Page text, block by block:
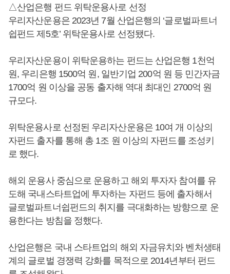
△산업은행 펀드 위탁운용사로 선정
우리자산운용은 2023년 7월 산업은행의 ‘글로벌파트너
쉽펀드 제5호’ 위탁운용사로 선정됐다.
우리자산운용이 위탁운용하는 펀드는 산업은행 1천억
원, 우리은행 1500억 원, 일반기업 200억 원 등 민간자금
1700억 원 이상을 공동 출자해 역대 최대인 2700억 원
규모다.
위탁운용사로 선정된 우리자산운용은 10여 개 이상의
자펀드 출자를 통해 총 1조 원 이상의 자펀드를 조성키
로 했다.
해외 운용사 중심으로 운용하고 해외 투자자 참여를 유
도해 국내스타트업에 투자하는 자펀드 등에 출자해서
글로벌파트너쉽펀드의 취지를 극대화하는 방향으로 운
용한다는 방침을 정했다.
산업은행은 국내 스타트업의 해외 자금유치와 벤처생태
계의 글로벌 경쟁력 강화를 목적으로 2014년부터 펀드